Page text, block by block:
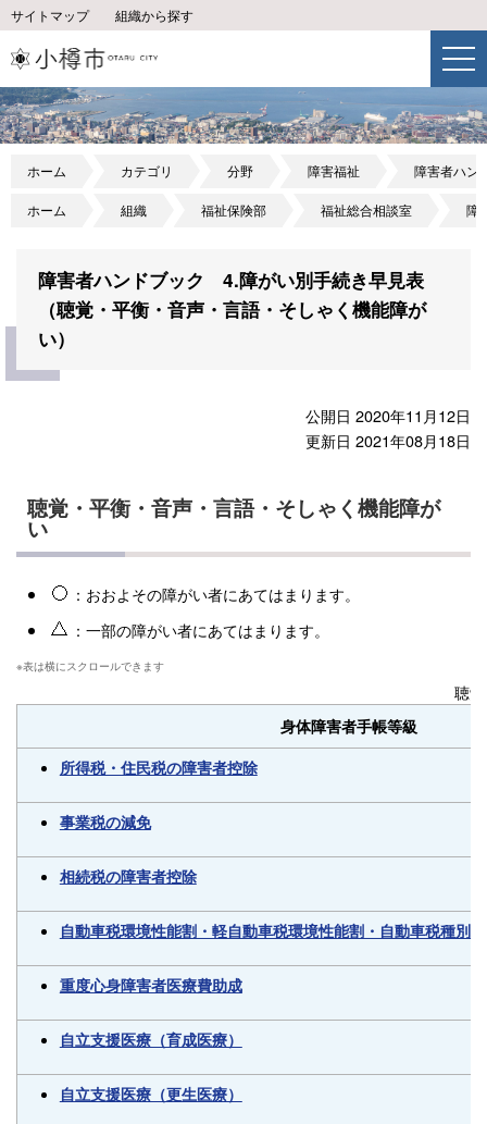
サイトマップ 組織から探す
ホーム カテゴリ 分野 障害福祉 障害者ハン
ホーム 組織 福祉保険部 福祉総合相談室 障
障害者ハンドブック 4.障がい別手続き早見表
（聴覚・平衡・音声・言語・そしゃく機能障が
い）
公開日 2020年11月12日
更新日 2021年08月18日
聴覚・平衡・音声・言語・そしゃく機能障が
い
：おおよその障がい者にあてはまります。
：一部の障がい者にあてはまります。
聴
身体障害者手帳等級
所得税・住民税の障害者控除
事業税の減免
相続税の障害者控除
自動車税環境性能割・軽自動車税環境性能割・自動車税種別
重度心身障害者医療費助成
自立支援医療（育成医療）
自立支援医療（更生医療）